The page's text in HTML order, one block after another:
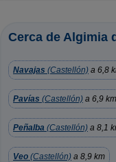
Cerca de Algimia
Navajas (Castellón) a 6,8
Pavías (Castellón) a 6,9 km
Peñalba (Castellón) a 8,1
Veo (Castellón) a 8,9 km